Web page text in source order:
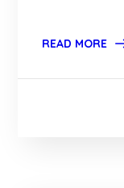
READ MORE